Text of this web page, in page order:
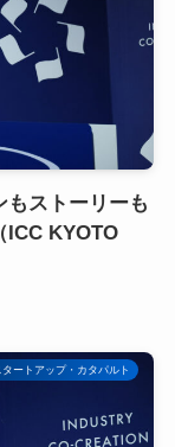
もストーリーも
ICC KYOTO
タートアップ・カタパルト